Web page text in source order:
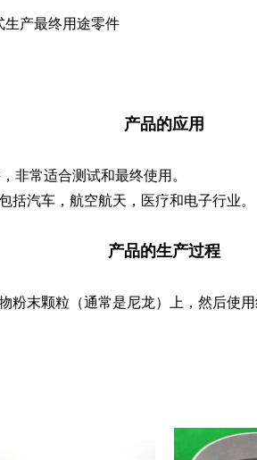
生产最终用途零件
产品的应用
非常适合测试和最终使用。
括汽车，航空航天，医疗和电子行业。
产品的生产过程
粉末颗粒（通常是尼龙）上，然后使